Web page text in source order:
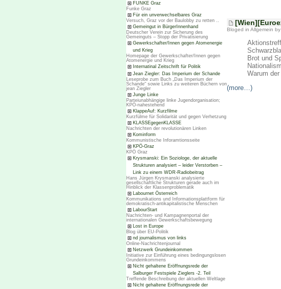
FUNKE Graz
Funke Graz
Für ein unverwechselbares Graz
Versuch, Graz vor der Baulobby zu retten ..
Gemeingut in BürgerInnenhand
Deutscher Verein zur Sicherung des
Gemeinguts – Stopp der Privatisierung
Gewerkschafter/Innen gegen Atomenergie
und Krieg
Homepage der Gewerkschafter/Innen gegen
Atomenergie und Krieg
Internatinal Zeitschrift für Politik
Jean Ziegler: Das Imperium der Schande
Leseprobe zum Buch „Das Imperium der
Schande“ sowie Links zu weiteren Büchern von
jean Ziegler
Junge Linke
Parteiunabhängige linke Jugendorganisation;
KPÖ-nahestehend
KlappeAuf: Kurzfilme
Kurzfülme für Solidarität und gegen Verhetzung
KLASSEgegenKLASSE
Nachrichten der revolutionären Linken
Kominform
Kommunistische Inforamtionsseite
KPÖ-Graz
KPÖ Graz
Krysmanski: Ein Soziologe, der aktuelle
Strukturen analysiert – leider Verstorben –
Link zu einem WDR-Radiobeitrag
Hans Jürgen Krysmanski analysierte
gesellschaftliche Strukturen gerade auch im
Hinblick der Klassenproblematik
Labournet Österreich
Kommunikations und Informationsplattform für
demokratisch-antikapitalistische Menschen
LabourStart
Nachrichten- und Kampagnenportal der
internationalen Gewerkschaftsbewegung
Lost in Europe
Blog über EU-Politik
nd journalismus von links
Online-Nachrichtenjournal
Netzwerk Grundeinkommen
Initiative zur Einführung eines bedingungslosen
Grundeinkommens
Nicht gehaltene Eröffnungsrede der
Salburger Festspiele Zieglers -2. Teil
Treffende Beschreibung der aktuellen Weltlage
Nicht gehaltene Eröffnungsrede der
Bloged in Allgemein
Brot und
Warum
(more…)